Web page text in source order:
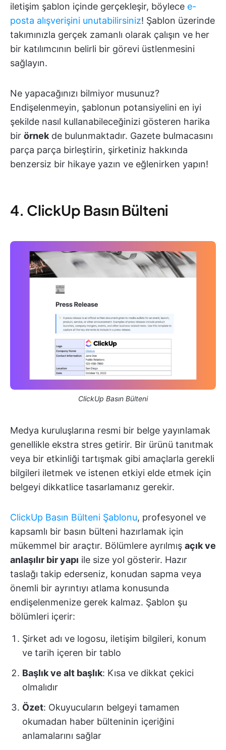
iletişim şablon içinde gerçekleşir, böylece e-
posta alışverişini unutabilirsiniz! Şablon üzerinde
takımınızla gerçek zamanlı olarak çalışın ve her
bir katılımcının belirli bir görevi üstlenmesini
sağlayın.
Ne yapacağınızı bilmiyor musunuz?
Endişelenmeyin, şablonun potansiyelini en iyi
şekilde nasıl kullanabileceğinizi gösteren harika
bir örnek de bulunmaktadır. Gazete bulmacasını
parça parça birleştirin, şirketiniz hakkında
benzersiz bir hikaye yazın ve eğlenirken yapın!
4. ClickUp Basın Bülteni
ClickUp Basın Bülteni
Medya kuruluşlarına resmi bir belge yayınlamak
genellikle ekstra stres getirir. Bir ürünü tanıtmak
veya bir etkinliği tartışmak gibi amaçlarla gerekli
bilgileri iletmek ve istenen etkiyi elde etmek için
belgeyi dikkatlice tasarlamanız gerekir.
ClickUp Basın Bülteni Şablonu, profesyonel ve
kapsamlı bir basın bülteni hazırlamak için
mükemmel bir araçtır. Bölümlere ayrılmış açık ve
anlaşılır bir yapı ile size yol gösterir. Hazır
taslağı takip ederseniz, konudan sapma veya
önemli bir ayrıntıyı atlama konusunda
endişelenmenize gerek kalmaz. Şablon şu
bölümleri içerir:
Şirket adı ve logosu, iletişim bilgileri, konum
ve tarih içeren bir tablo
Başlık ve alt başlık: Kısa ve dikkat çekici
olmalıdır
Özet: Okuyucuların belgeyi tamamen
okumadan haber bülteninin içeriğini
anlamalarını sağlar